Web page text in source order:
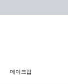
메이크업